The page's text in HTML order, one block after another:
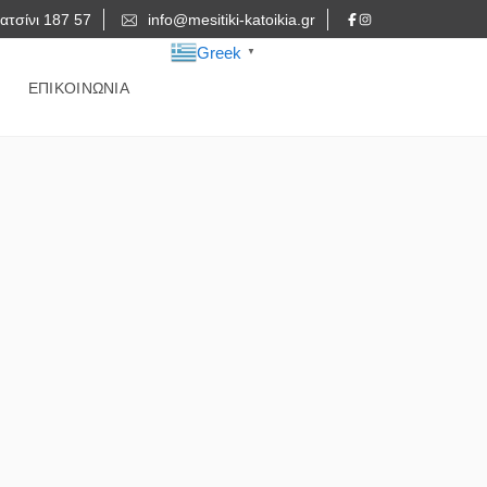
187 57 info@mesitiki-katoikia.gr
ΕΠΙΚΟΙΝΩΝΙΑ
Greek ▼